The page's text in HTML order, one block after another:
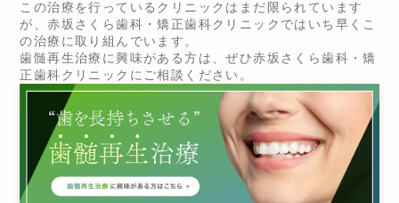
この治療を行っているクリニックはまだ限られています
が、赤坂さくら歯科・矯正歯科クリニックではいち早くこ
の治療に取り組んでいます。
歯髄再生治療に興味がある方は、ぜひ赤坂さくら歯科・矯
正歯科クリニックにご相談ください。